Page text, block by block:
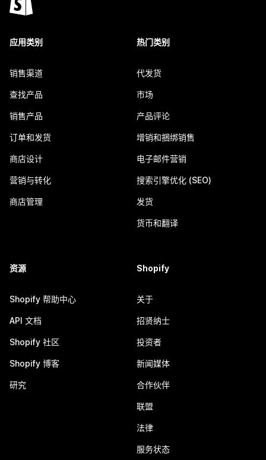
应用类别
销售渠道
查找产品
销售产品
订单和发货
商店设计
营销与转化
商店管理
热门类别
代发货
市场
产品评论
增销和捆绑销售
电子邮件营销
搜索引擎优化 (SEO)
发货
货币和翻译
资源
Shopify 帮助中心
API 文档
Shopify 社区
Shopify 博客
研究
Shopify
关于
招贤纳士
投资者
新闻媒体
合作伙伴
联盟
法律
服务状态